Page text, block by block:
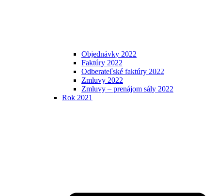
Objednávky 2022
Faktúry 2022
Odberateľské faktúry 2022
Zmluvy 2022
Zmluvy – prenájom sály 2022
Rok 2021